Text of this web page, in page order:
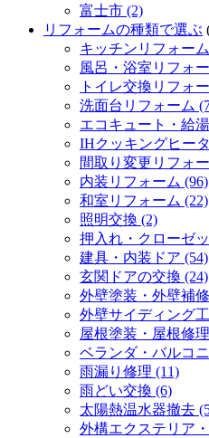
富士市 (2)
リフォームの種類で選ぶ
キッチンリフォー
風呂・浴室リフォ
トイレ交換リフォ
洗面台リフォーム
エコキュート・給
IHクッキングヒー
間取り変更リフォ
内装リフォーム (96)
和室リフォーム (22)
照明交換 (2)
押入れ・クローゼ
建具・内装ドア (54)
玄関ドアの交換 (24)
外壁塗装・外壁補
外壁サイディング
屋根塗装・屋根修
ベランダ・バルコ
雨漏り修理 (11)
雨どい交換 (6)
太陽熱温水器撤去
外構エクステリア